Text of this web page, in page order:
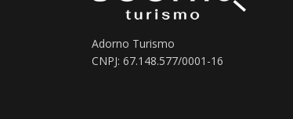
Adorno Turismo
CNPJ: 67.148.577/0001-16